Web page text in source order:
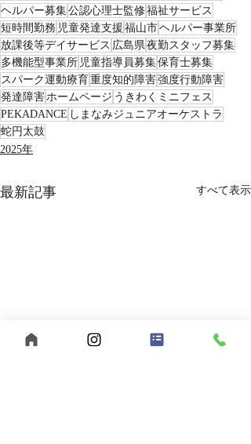
ヘルパー募集公認心理士監修福祉サービス
短時間勤務 児童発達支援 福山市ヘルパー事業所
放課後等デイサービス 広島県夜勤スタッフ募集
多機能型事業所 児童指導員募集保育士募集
スパーク運動療育 重度知的障害強度行動障害
発達障害ホームページ うきわくミニフェス
PEKADANCE しまなみジュニアオーケストラ
蛇円太鼓
2025年
最新記事 すべて表示